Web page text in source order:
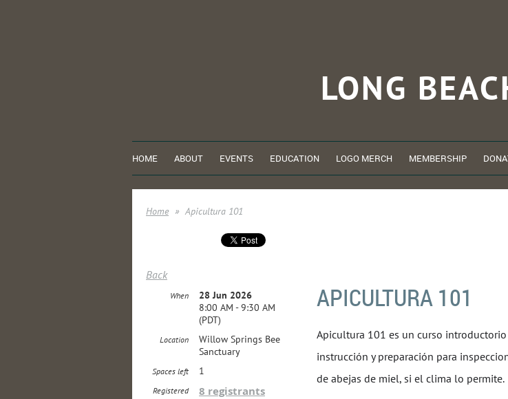
LONG
HOME ABOUT EVENTS EDUCATION LOGO MERCH MEMBERSHIP
Home Apicultura 101
Back
APICULTURA 101
When
28 Jun 2026
8:00 AM - 9:30 AM
(PDT)
Location
Willow Springs Bee
Sanctuary
Spaces left 1
Registered 8 registrants
Apicultura 101 es un curso
instrucción y preparación para
de abejas de miel, si el clima lo permite.